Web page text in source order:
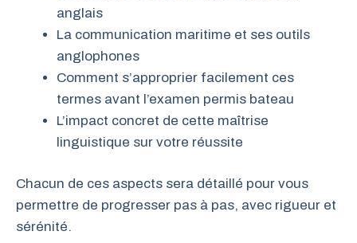
anglais
La communication maritime et ses outils
anglophones
Comment s’approprier facilement ces
termes avant l’examen permis bateau
L’impact concret de cette maîtrise
linguistique sur votre réussite
Chacun de ces aspects sera détaillé pour vous
permettre de progresser pas à pas, avec rigueur et
sérénité.